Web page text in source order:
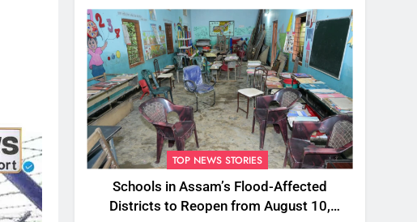
TOP NEWS STORIES
Schools in Assam’s Flood-Affected
Districts to Reopen from August 10,